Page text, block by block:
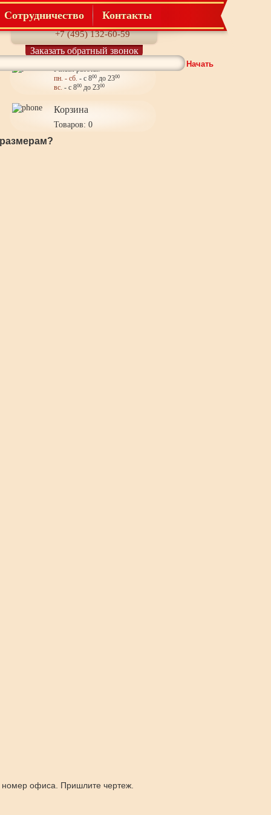
Телефон:
+7 (495) 132-60-59
Заказать обратный звонок
Режим работы:
пн. - сб. - с 800до 2300
вс. - с 800до 2300
Корзина
Товаров: 0
Сотрудничество Контакты
Начать
офиса. Пришлите чертеж.